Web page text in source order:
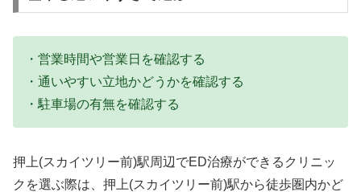
・営業時間や営業日を確認する
・通いやすい立地かどうかを確認する
・駐車場の有無を確認する
押上(スカイツリー前)駅周辺でED治療ができるクリニッ
クを選ぶ際は、押上(スカイツリー前)駅から徒歩圏内かど